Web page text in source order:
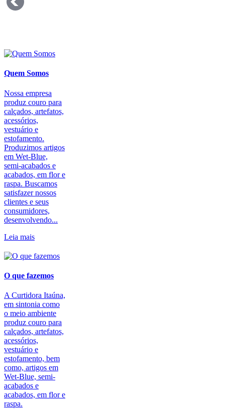
Quem Somos
Nossa empresa
produz couro para
calçados, artefatos,
acessórios,
vestuário e
estofamento.
Produzimos artigos
em Wet-Blue,
semi-acabados e
acabados, em flor e
raspa. Buscamos
satisfazer nossos
clientes e seus
consumidores,
desenvolvendo...
Leia mais
O que fazemos
A Curtidora Itaúna,
em sintonia como
o meio ambiente
produz couro para
calçados, artefatos,
acessórios,
vestuário e
estofamento, bem
como, artigos em
Wet-Blue, semi-
acabados e
acabados, em flor e
raspa.